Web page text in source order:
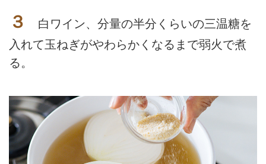
３
白ワイン、分量の半分くらいの三温糖を
入れて玉ねぎがやわらかくなるまで弱火で煮
る。